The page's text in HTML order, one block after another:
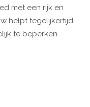
met een rijk en
helpt tegelijkertijd
te beperken.